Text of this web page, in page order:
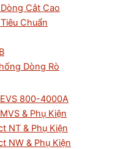
Cắt Cao
Chuẩn
Dòng Rò
800-4000A
& Phụ Kiện
NT & Phụ Kiện
NW & Phụ Kiện